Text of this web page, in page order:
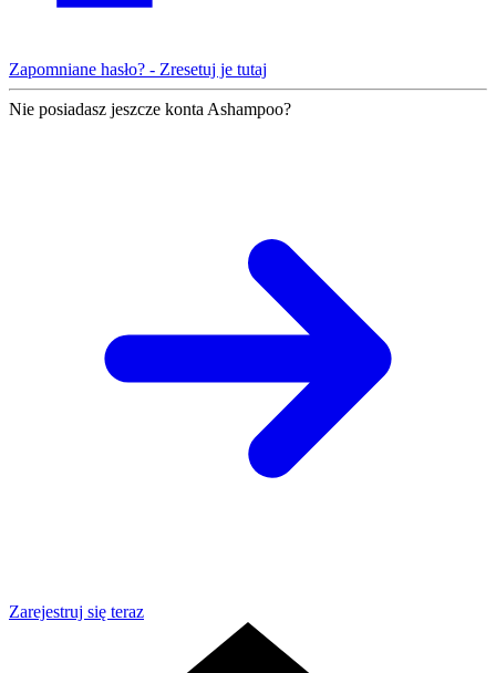
Zapomniane hasło? - Zresetuj je tutaj
Nie posiadasz jeszcze konta Ashampoo?
Zarejestruj się teraz